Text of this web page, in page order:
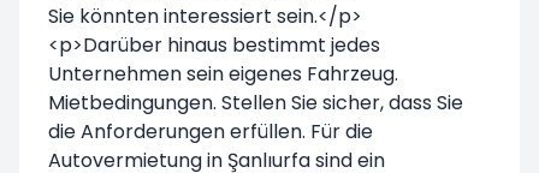
Sie könnten interessiert sein.</p>
<p>Darüber hinaus bestimmt jedes
Unternehmen sein eigenes Fahrzeug.
Mietbedingungen. Stellen Sie sicher, dass Sie
die Anforderungen erfüllen. Für die
Autovermietung in Şanlıurfa sind ein